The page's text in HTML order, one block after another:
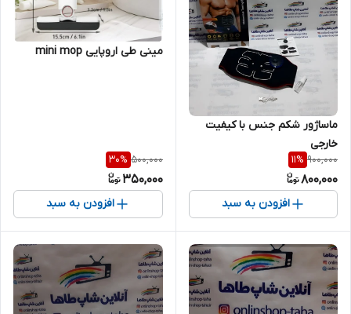
ماساژور شکم جنس با کیفیت
خارجی
900,000
11%
800,000
افزودن به سبد
مینی طی اروپایی mini mop
500,000
30%
350,000
افزودن به سبد